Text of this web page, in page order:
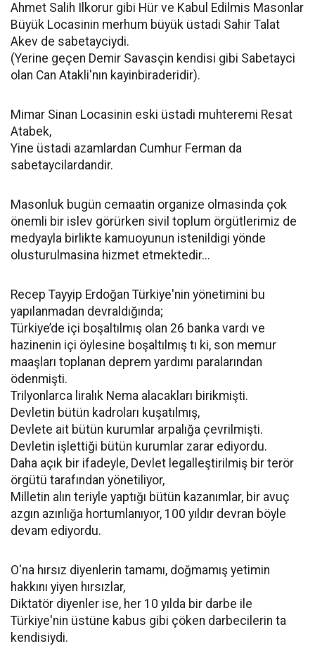
Ahmet Salih Ilkorur gibi Hür ve Kabul Edilmis Masonlar
Büyük Locasinin merhum büyük üstadi Sahir Talat
Akev de sabetayciydi.
(Yerine geçen Demir Savasçin kendisi gibi Sabetayci
olan Can Atakli'nın kayinbiraderidir).
Mimar Sinan Locasinin eski üstadi muhteremi Resat
Atabek,
Yine üstadi azamlardan Cumhur Ferman da
sabetaycilardandir.
Masonluk bugün cemaatin organize olmasinda çok
önemli bir islev görürken sivil toplum örgütlerimiz de
medyayla birlikte kamuoyunun istenildigi yönde
olusturulmasina hizmet etmektedir...
Recep Tayyip Erdoğan Türkiye'nin yönetimini bu
yapılanmadan devraldığında;
Türkiye’de içi boşaltılmış olan 26 banka vardı ve
hazinenin içi öylesine boşaltılmış tı ki, son memur
maaşları toplanan deprem yardımı paralarından
ödenmişti.
Trilyonlarca liralık Nema alacakları birikmişti.
Devletin bütün kadroları kuşatılmış,
Devlete ait bütün kurumlar arpalığa çevrilmişti.
Devletin işlettiği bütün kurumlar zarar ediyordu.
Daha açık bir ifadeyle, Devlet legalleştirilmiş bir terör
örgütü tarafından yönetiliyor,
Milletin alın teriyle yaptığı bütün kazanımlar, bir avuç
azgın azınlığa hortumlanıyor, 100 yıldır devran böyle
devam ediyordu.
O'na hırsız diyenlerin tamamı, doğmamış yetimin
hakkını yiyen hırsızlar,
Diktatör diyenler ise, her 10 yılda bir darbe ile
Türkiye'nin üstüne kabus gibi çöken darbecilerin ta
kendisiydi.